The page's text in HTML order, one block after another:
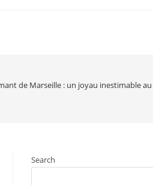
de Marseille : un joyau inestimable
Search